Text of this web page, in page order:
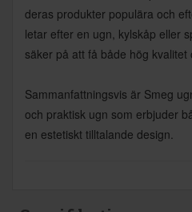
deras produkter populära och
letar efter en ugn, kylskåp eller
säker på att få både hög kvalitet
Sammanfattningsvis är Smeg
och praktisk ugn som erbjuder
en estetiskt tilltalande design.